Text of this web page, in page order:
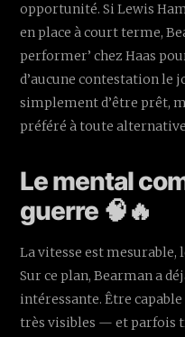
opportunité. Si Lewis
en place à court terme,
performer’ chez Haas
d’aucune contestation le
simplement d’être prêt,
préféré à toute
Le mental
guerre 🧠🔥
La vitesse est mesurable,
Sur ce plan, Bearman a
intéressante. Être
très visibles — et parfois